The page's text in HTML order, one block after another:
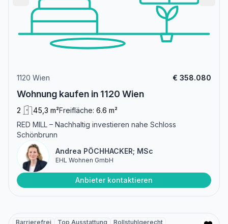
1120 Wien € 358.080
Wohnung kaufen in 1120 Wien
2 45,3 m²Freifläche: 6.6 m²
RED MILL – Nachhaltig investieren nahe Schloss
Schönbrunn
Andrea PÖCHHACKER; MSc
EHL Wohnen GmbH
Anbieter kontaktieren
Barrierefrei Top Ausstattung
Rollstuhlgerecht